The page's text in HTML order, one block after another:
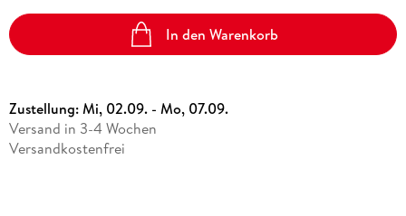
In den Warenkorb
Zustellung:Mi, 02.09. - Mo, 07.09.
Versand in 3-4 Wochen
Versandkostenfrei